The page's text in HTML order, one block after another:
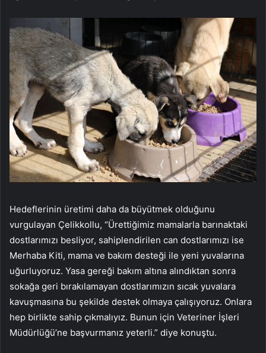
Hedeflerinin üretimi daha da büyütmek olduğunu
vurgulayan Çelikkollu, “Ürettiğimiz mamalarla barınaktaki
dostlarımızı besliyor, sahiplendirilen can dostlarımızı ise
Merhaba Kiti, mama ve bakım desteği ile yeni yuvalarına
uğurluyoruz. Yasa gereği bakım altına alındıktan sonra
sokağa geri bırakılamayan dostlarımızın sıcak yuvalara
kavuşmasına bu şekilde destek olmaya çalışıyoruz. Onlara
hep birlikte sahip çıkmalıyız. Bunun için Veteriner İşleri
Müdürlüğü’ne başvurmanız yeterli.” diye konuştu.